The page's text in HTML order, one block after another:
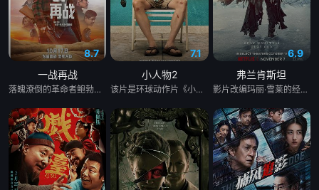
8.7
一战再战
落魄潦倒的革命者鲍勃（莱昂纳多·迪卡普里奥 饰）终日生活在草木皆兵的偏执状态，他与世隔绝，只和坚韧自立的女儿薇拉（蔡斯·英菲尼迪 饰）相依为命。然而，当鲍勃的宿敌（西恩·潘 饰）在16年后再度现身，女儿也突然失踪，这位曾经的激进分子仓促踏上了寻女之路，父女二人不得不直面他过往行为种下的恶果……
7.1
小人物2
该片是环球动作片《小人物》的续集，讲述了哈奇在与俄罗斯黑帮交手4年后，很享受这份激烈的打斗“工作”，但他与家人关系日益疏远。于是，他决定带着家人去旅游小镇度假。然而，一次与小镇恶霸的冲突后，让全家人卷入了一场纷争之中的故事。
6.9
弗兰肯斯坦
影片改编玛丽·雪莱的经典小说，以天才却自负的科学家维克多·弗兰肯斯坦（奥斯卡·伊萨克 Oscar Isaac 饰）为主角，讲述他在一场骇人的实验中创造了一个生命，最终却导致他与悲惨的创造物双双走向灭亡。